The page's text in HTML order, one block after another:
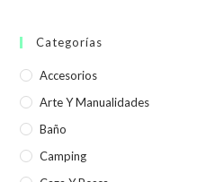
Categorías
Accesorios
Arte Y Manualidades
Baño
Camping